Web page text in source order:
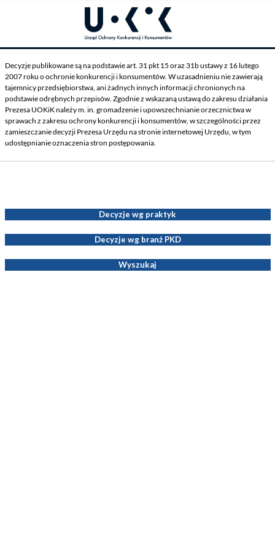
Decyzje publikowane są na podstawie art. 31 pkt 15 oraz 31b ustawy z 16 lutego
2007 roku o ochronie konkurencji i konsumentów. W uzasadnieniu nie zawierają
tajemnicy przedsiębiorstwa, ani żadnych innych informacji chronionych na
podstawie odrębnych przepisów. Zgodnie z wskazaną ustawą do zakresu działania
Prezesa UOKiK należy m. in. gromadzenie i upowszechnianie orzecznictwa w
sprawach z zakresu ochrony konkurencji i konsumentów, w szczególności przez
zamieszczanie decyzji Prezesa Urzędu na stronie internetowej Urzędu, w tym
udostępnianie oznaczenia stron postępowania.
Decyzje wg praktyk
Decyzje wg branż PKD
Wyszukaj